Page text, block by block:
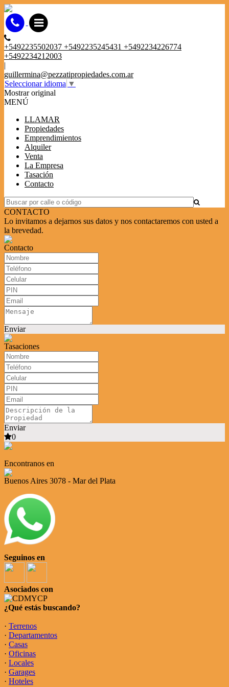
+5492235502037 +5492235245431 +5492234226774
+5492234212003
|
guillermina@pezzatipropiedades.com.ar
Seleccionar idioma ▼
Mostrar original
MENÚ
LLAMAR
Propiedades
Emprendimientos
Alquiler
Venta
La Empresa
Tasación
Contacto
CONTACTO
Lo invitamos a dejarnos sus datos y nos contactaremos con usted a
la brevedad.
Contacto
Enviar
Tasaciones
Enviar
0
Encontranos en
Buenos Aires 3078 - Mar del Plata
Seguinos en
Asociados con
¿Qué estás buscando?
· Terrenos
· Departamentos
· Casas
· Oficinas
· Locales
· Garages
· Hoteles